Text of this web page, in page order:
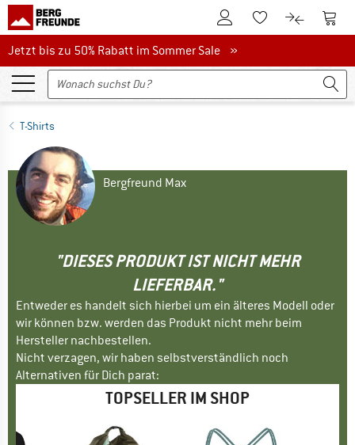
Zum KundenkontoZum Merkzettel.
Zum Zum
Jetzt bis zu 50% Rabatt im Sommer Sale
Jetzt bis zu 50% Rabatt im Sommer Sale »
T-Shirts
Bergfreund Max
"DIESES PRODUKT IST NICHT MEHR
LIEFERBAR."
Entweder es handelt sich hierbei um ein älteres Modell oder
wir können bzw. werden das Produkt nicht mehr beim
Hersteller nachbestellen.
Nicht verzagen, wir haben selbstverständlich noch
Alternativen für Dich parat:
TOPSELLER IM SHOP